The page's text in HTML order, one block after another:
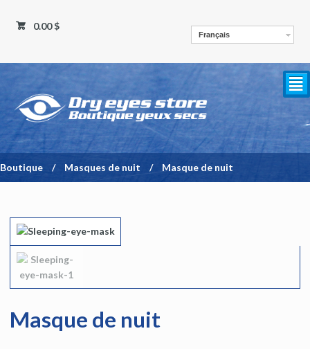
Français
0.00 $
²
Boutique / Masques de nuit / Masque de nuit
Masque de nuit